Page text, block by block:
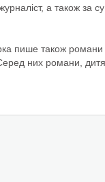
а також за
пише також
них романи,